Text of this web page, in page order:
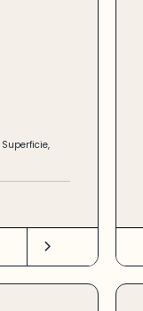
Superficie,